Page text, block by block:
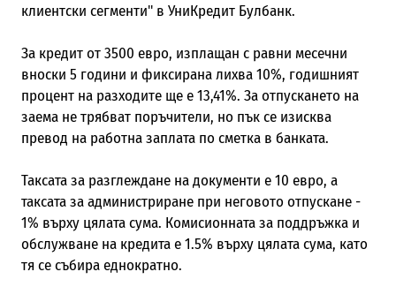
клиентски сегменти" в УниКредит Булбанк.
За кредит от 3500 евро, изплащан с равни месечни
вноски 5 години и фиксирана лихва 10%, годишният
процент на разходите ще е 13,41%. За отпускането на
заема не трябват поръчители, но пък се изисква
превод на работна заплата по сметка в банката.
Таксата за разглеждане на документи е 10 евро, а
таксата за администриране при неговото отпускане -
1% върху цялата сума. Комисионната за поддръжка и
обслужване на кредита е 1.5% върху цялата сума, като
тя се събира еднократно.